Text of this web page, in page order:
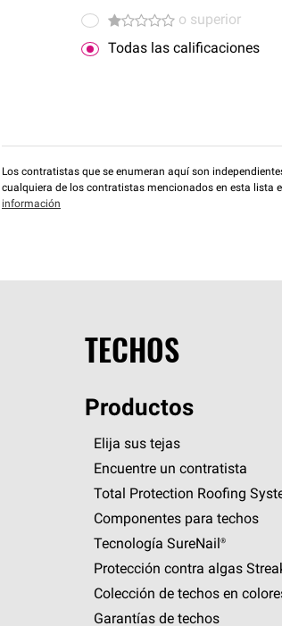
o superior
Todas las calificaciones
Los contratistas que se enumeran aquí son
cualquiera de los contratistas mencionados en esta lista
información
TECHOS
Productos
Elija sus tejas
Encuentre un contratista
Total Protection Roofing
Componentes para techos
Tecnología SureNail®
Protección contra algas
Colección de techos en
Garantías de techos